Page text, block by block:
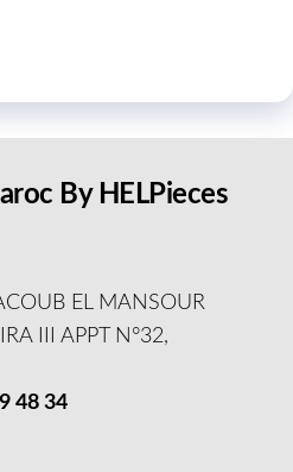
By HELPieces
EL MANSOUR
III APPT N°32,
48 34